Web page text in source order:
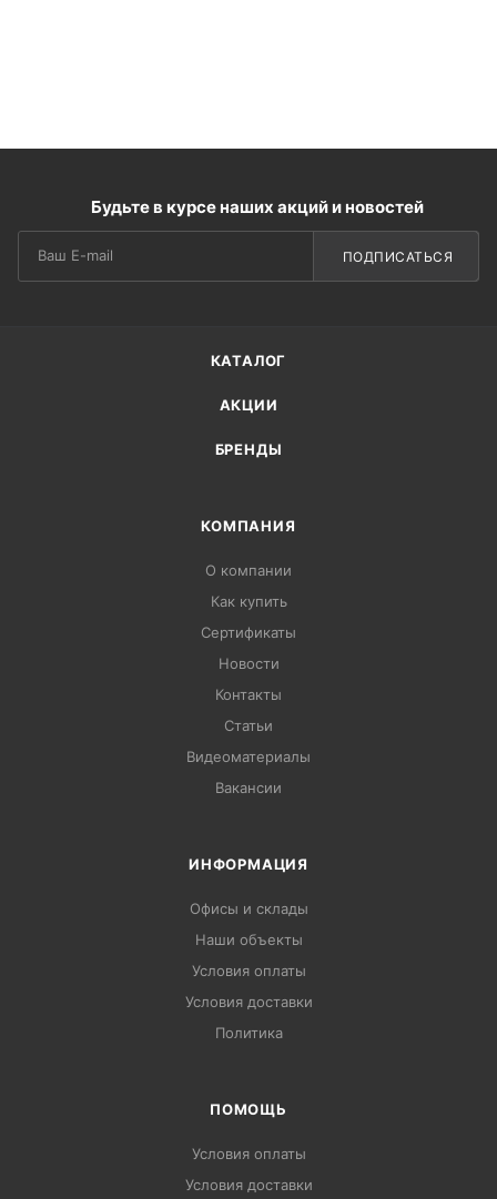
Будьте в курсе наших акций и новостей
ПОДПИСАТЬСЯ
КАТАЛОГ
АКЦИИ
БРЕНДЫ
КОМПАНИЯ
О компании
Как купить
Сертификаты
Новости
Контакты
Статьи
Видеоматериалы
Вакансии
ИНФОРМАЦИЯ
Офисы и склады
Наши объекты
Условия оплаты
Условия доставки
Политика
ПОМОЩЬ
Условия оплаты
Условия доставки